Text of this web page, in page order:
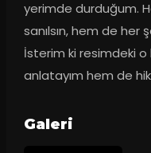
yerimde durduğum.
sanılsın, hem de
İsterim ki resimdeki
anlatayım hem de
Galeri